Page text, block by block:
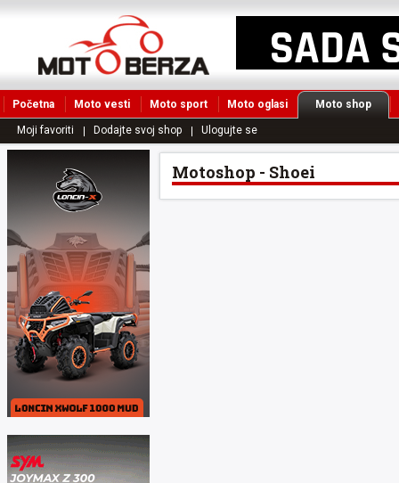
Početna Moto vesti Moto sport Moto oglasi Moto shop
Moji favoriti Dodajte svoj shop Ulogujte se
Motoshop - Shoei